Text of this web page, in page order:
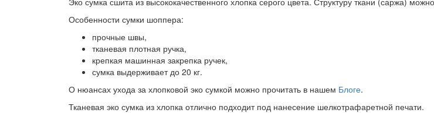
Особенности сумки шоппера:
прочные швы,
тканевая плотная ручка,
крепкая машинная закрепка ручек,
сумка выдерживает до 20 кг.
О нюансах ухода за хлопковой эко сумкой можно прочитать в нашем Блоге.
Тканевая эко сумка из хлопка отлично подходит под нанесение шелкотрафаретной печати.